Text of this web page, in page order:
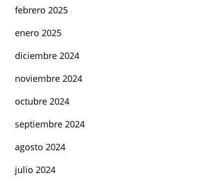
febrero 2025
enero 2025
diciembre 2024
noviembre 2024
octubre 2024
septiembre 2024
agosto 2024
julio 2024